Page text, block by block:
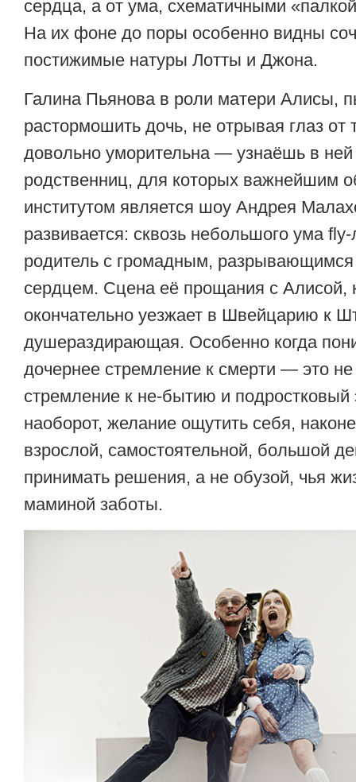
сердца, а от ума, схематичными
На их фоне до поры особенно видны
постижимые натуры Лотты и Джона.
Галина Пьянова в роли матери Алисы,
растормошить дочь, не отрывая глаз от
довольно уморительна — узнаёшь в
родственниц, для которых важнейшим
институтом является шоу Андрея
развивается: сквозь небольшого ума
родитель с громадным, разрывающимся
сердцем. Сцена её прощания с Алисой,
окончательно уезжает в Швейцарию к
душераздирающая. Особенно когда
дочернее стремление к смерти — это не
стремление к не-бытию и подростковый
наоборот, желание ощутить себя,
взрослой, самостоятельной, большой
принимать решения, а не обузой, чья
маминой заботы.